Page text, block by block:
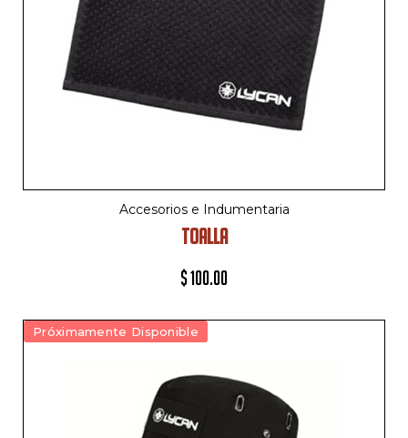
Accesorios e Indumentaria
TOALLA
$100.00
Próximamente Disponible